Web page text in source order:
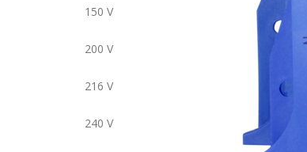
150 V
200 V
216 V
240 V